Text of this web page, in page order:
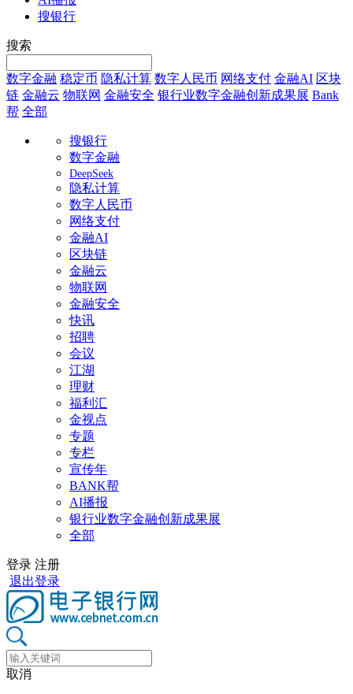
搜银行
搜索
数字金融 稳定币 隐私计算 数字人民币 网络支付 金融AI 区块
链 金融云 物联网 金融安全 银行业数字金融创新成果展 Bank
帮 全部
搜银行
数字金融
DeepSeek
隐私计算
数字人民币
网络支付
金融AI
区块链
金融云
物联网
金融安全
快讯
招聘
会议
江湖
理财
福利汇
金视点
专题
专栏
宣传年
BANK帮
AI播报
银行业数字金融创新成果展
全部
登录 注册
退出登录
取消